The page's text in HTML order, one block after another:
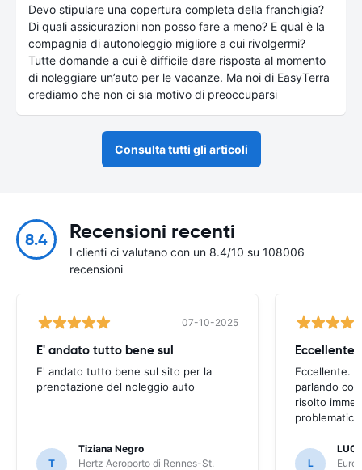
Devo stipulare una copertura completa della franchigia?
Di quali assicurazioni non posso fare a meno? E qual è la
compagnia di autonoleggio migliore a cui rivolgermi?
Tutte domande a cui è difficile dare risposta al momento
di noleggiare un’auto per le vacanze. Ma noi di EasyTerra
crediamo che non ci sia motivo di preoccuparsi
Consulta tutti gli articoli
8.4 Recensioni recenti
I clienti ci valutano con un 8.4/10 su 108006
recensioni
07-10-2025
E' andato tutto bene sul
E' andato tutto bene sul sito per la
prenotazione del noleggio auto
T
Tiziana Negro
Hertz Aeroporto di Rennes-St.
Eccellente.
parlando
risolto
L